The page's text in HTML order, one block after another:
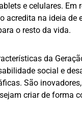
e celulares. Em
acredita na ideia de
o resto da vida.
da
social e
São
criar de forma